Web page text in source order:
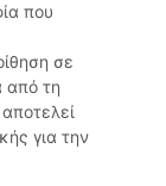
που
σε
από τη
για την